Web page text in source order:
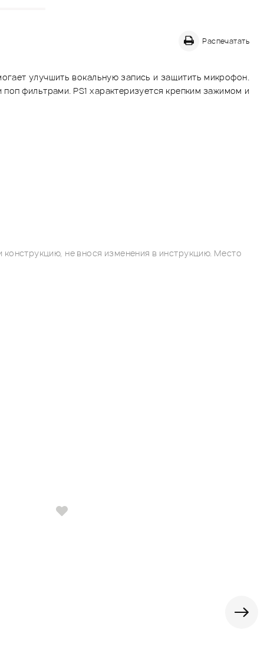
Распечатать
улучшить вокальную запись и защитить микрофон.
фильтрами. PS1 характеризуется крепким зажимом и
не внося изменения в инструкцию. Место